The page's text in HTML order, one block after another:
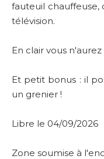
fauteuil
télévision.
En clair vous
Et petit bonus : il
un grenier !
Libre le 04/09/2026
Zone soumise à